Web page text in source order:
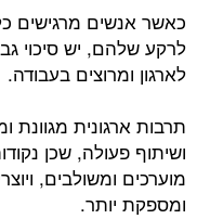
כאשר אנשים מרגישים
לרקע שלהם, יש סיכוי
לארגון ומרוצים בעבודה.
תרבות ארגונית
ושיתוף פעולה, שכן
מוערכים ומשולבים,
ומספקת יותר.